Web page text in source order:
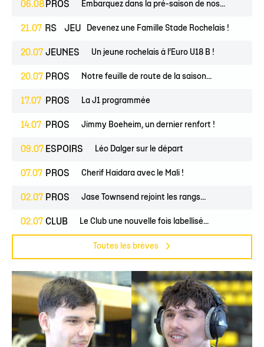
06.08 PROS Embarquez dans la pré-saison de nos...
21.07
ESPOIRS JEUNESDevenez une Famille Stade Rochelais !
20.07 JEUNES Un jeune rochelais à l’Euro U18 B !
20.07 PROS Notre feuille de route de la saison...
17.07 PROS La J1 programmée
14.07 PROS Jimmy Boeheim, un dernier renfort !
09.07 ESPOIRS Léo Dalger sur le départ
07.07 PROS Cherif Haidara avec le Mali !
02.07 PROS Jase Townsend rejoint les rangs...
02.07 CLUB Le Club une nouvelle fois labellisé...
Toutes les brèves